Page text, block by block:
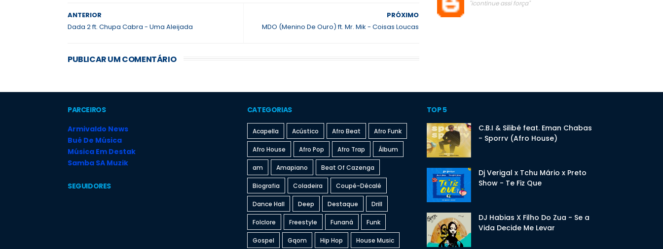
PRÓXIMO
MDO (Menino De Ouro) ft. Mr. Mik - Coisas Loucas
ANTERIOR
Dada 2 ft. Chupa Cabra - Uma Aleijada
PUBLICAR UM COMENTÁRIO
"icontinue assi força"
PARCEIROS
Armivaldo News
Bué De Música
Música Em Destak
Samba SA Muzik
SEGUIDORES
CATEGORIAS
Acapella Acústico Afro Beat Afro Funk
Afro House Afro Pop Afro Trap Álbum
am Amapiano Beat Of Cazenga
Biografia Coladeira Coupé-Décalé
Dance Hall Deep Destaque Drill
Folclore Freestyle Funaná Funk
Gospel Gqom Hip Hop House Music
TOP 5
C.B.I & Silibé feat. Eman Chabas
- Sporrv (Afro House)
Dj Verigal x Tchu Mário x Preto
Show - Te Fiz Que
DJ Habias X Filho Do Zua - Se a
Vida Decide Me Levar